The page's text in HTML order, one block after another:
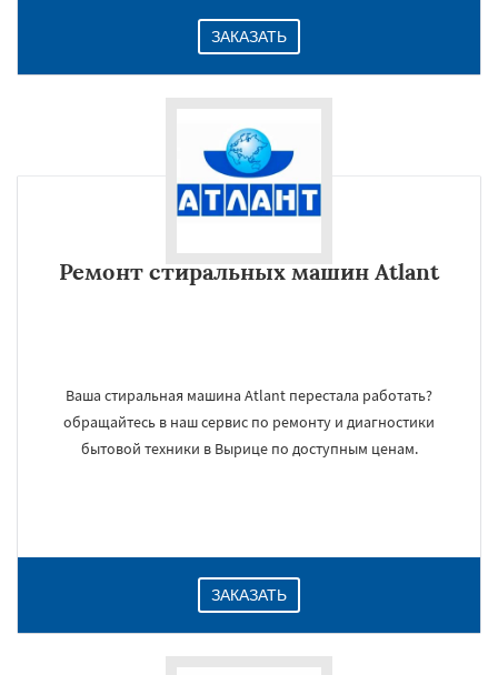
ЗАКАЗАТЬ
Ремонт стиральных машин Atlant
Ваша стиральная машина Atlant перестала работать?
обращайтесь в наш сервис по ремонту и диагностики
бытовой техники в Вырице по доступным ценам.
ЗАКАЗАТЬ